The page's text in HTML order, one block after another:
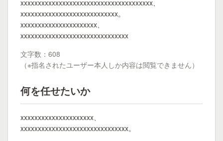
xxxxxxxxxxxxxxxxxxxxxxxxxxxxxxxxxxxxxx、
xxxxxxxxxxxxxxxxxxxxxxxxxxxx。
xxxxxxxxxxxxxxxxxxxxxx、
xxxxxxxxxxxxxxxxxxxxxxxxxxxxxxx
文字数：608
（※指名されたユーザー本人しか内容は閲覧できません）
何を任せたいか
xxxxxxxxxxxxxxxxxxxxx、
xxxxxxxxxxxxxxxxxxxxxxxxxxxxxxx。